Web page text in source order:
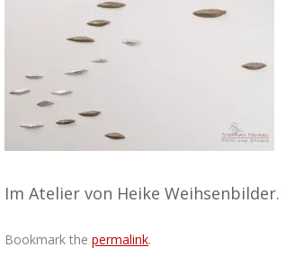
Im Atelier von Heike
Bookmark the permalink.